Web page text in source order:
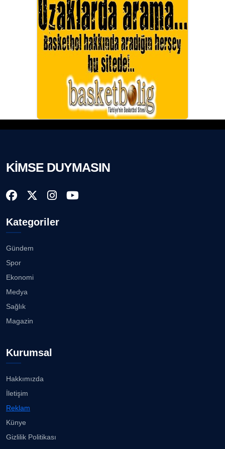
KİMSE DUYMASIN
Kategoriler
Gündem
Spor
Ekonomi
Medya
Sağlık
Magazin
Kurumsal
Hakkımızda
İletişim
Reklam
Künye
Gizlilik Politikası